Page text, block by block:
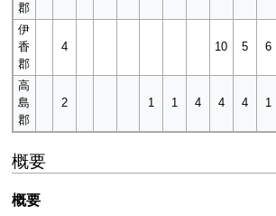
郡
伊
香
郡
4 10 5 6
高
島
郡
2 1 1 4 4 4 1
概要
概要